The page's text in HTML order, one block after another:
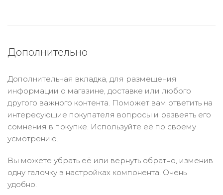
Дополнительно
Дополнительная вкладка, для размещения
информации о магазине, доставке или любого
другого важного контента. Поможет вам ответить на
интересующие покупателя вопросы и развеять его
сомнения в покупке. Используйте её по своему
усмотрению.
Вы можете убрать её или вернуть обратно, изменив
одну галочку в настройках компонента. Очень
удобно.